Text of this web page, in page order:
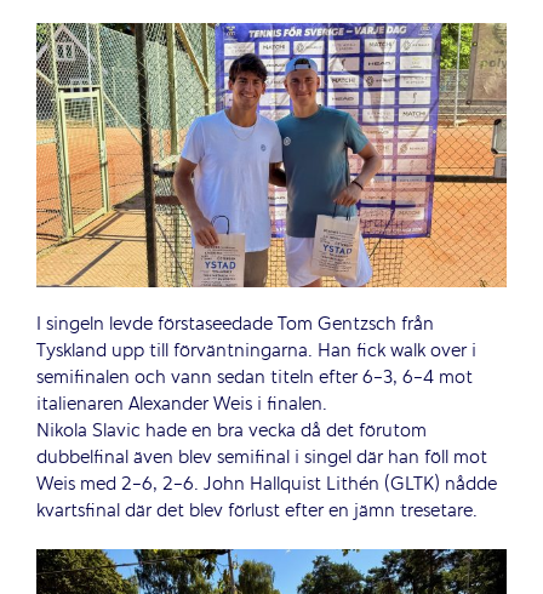
I singeln levde förstaseedade Tom Gentzsch från
Tyskland upp till förväntningarna. Han fick walk over i
semifinalen och vann sedan titeln efter 6-3, 6-4 mot
italienaren Alexander Weis i finalen.
Nikola Slavic hade en bra vecka då det förutom
dubbelfinal även blev semifinal i singel där han föll mot
Weis med 2-6, 2-6. John Hallquist Lithén (GLTK) nådde
kvartsfinal där det blev förlust efter en jämn tresetare.